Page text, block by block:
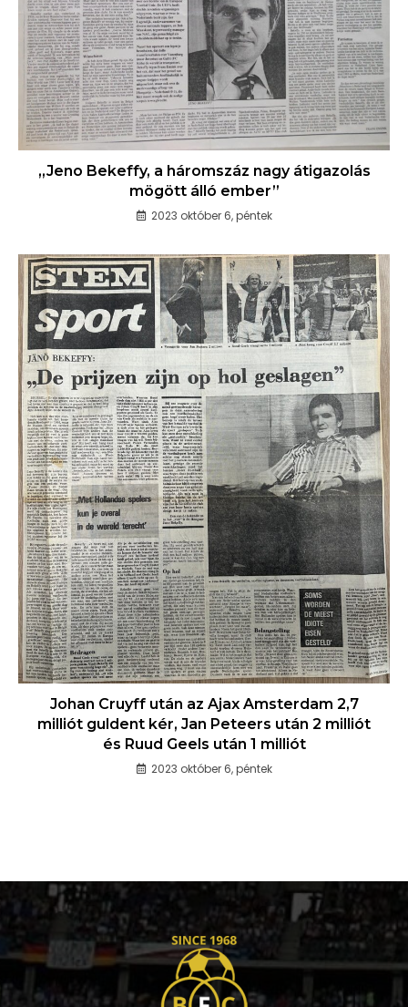
„Jeno Bekeffy, a háromszáz nagy átigazolás
mögött álló ember”
2023 október 6, péntek
Johan Cruyff után az Ajax Amsterdam 2,7
milliót guldent kér, Jan Peteers után 2 milliót
és Ruud Geels után 1 milliót
2023 október 6, péntek